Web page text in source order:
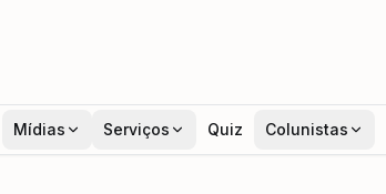
Mídias Serviços Quiz Colunistas